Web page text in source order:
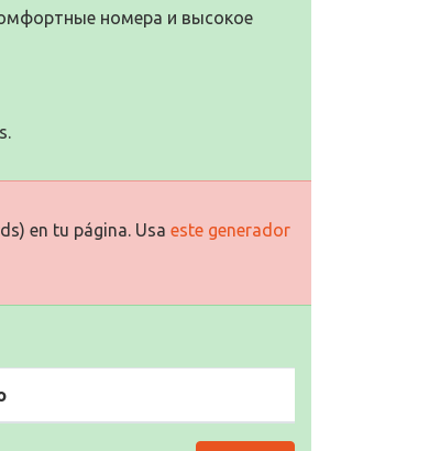
номера и высокое
en tu página. Usa este generador